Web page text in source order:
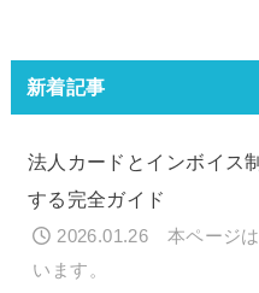
新着記事
法人カードとインボイス
する完全ガイド
2026.01.26